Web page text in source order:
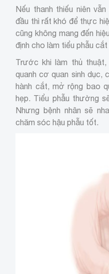
Nếu thanh thiếu niên
đầu thì rất khó để thực
cũng không mang đến
định cho làm tiểu phẫu cắt
Trước khi làm thủ
quanh cơ quan sinh dục,
hành cắt, mở rộng bao
hẹp. Tiểu phẫu thường
Nhưng bệnh nhân sẽ
chăm sóc hậu phẫu tốt.